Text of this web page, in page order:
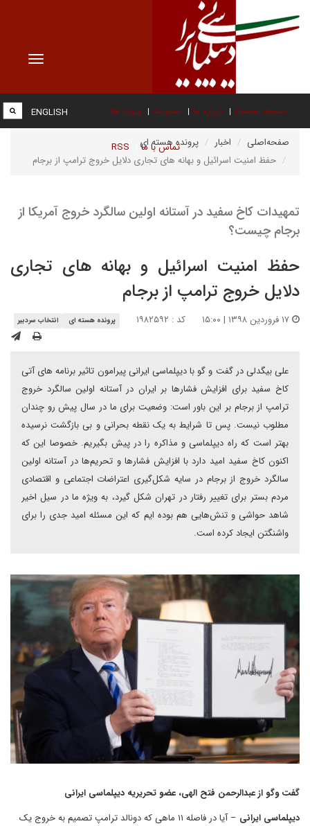
Toggle
صفحه نخست درباره ما عضویت پیوند ها
تماس با ما RSS
ENGLISH
صفحه‌اصلی اخبار
پرونده هسته ای
حفظ امنیت اسرائیل و بهانه های تجاری دلایل خروج ترامپ از برجام
تمهیدات کاخ سفید در آستانه اولین سالگرد خروج آمریکا از
برجام چیست؟
حفظ امنیت اسرائیل و بهانه های تجاری
دلایل خروج ترامپ از برجام
کد : ۱۹۸۲۵۹۲ پرونده هسته ای انتخاب سردبیر
علی بیگدلی در گفت و گو با دیپلماسی ایرانی پیرامون تاثیر برنامه های آتی
کاخ سفید برای افزایش فشارها بر ایران در آستانه اولین سالگرد خروج
ترامپ از برجام بر این باور است: وضعیت برای ما در سال پیش رو چندان
مطلوب نیست. پس تا شرایط به یک نقطه بحرانی و بی بازگشت نرسیده
بهتر است که راه دیپلماسی و مذاکره را در پیش بگیریم. خصوصا این که
اکنون کاخ سفید امید دارد با افزایش فشارها و تحریم‌ها در آستانه اولین
سالگرد خروج از برجام در سایه شکل‌گیری اعتراضات اجتماعی و اقتصادی
مردم بستر برای تغییر رفتار در تهران شکل گیرد، به ویژه ما در سیل اخیر
شاهد حواشی و تنش‌هایی هم بوده ایم که این مسئله امید جدی را برای
واشنگتن ایجاد کرده است.
گفت وگو از عبدالرحمن فتح الهی، عضو تحریریه دیپلماسی ایرانی
دیپلماسی ایرانی
– آیا در فاصله ۱۱ ماهی که دونالد ترامپ تصمیم به خروج یک